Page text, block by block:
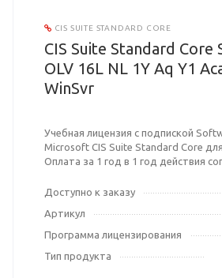
CIS SUITE STANDARD CORE
CIS Suite Standard Core
OLV 16L NL 1Y Aq Y1
WinSvr
Учебная лицензия с подпиской
Microsoft CIS Suite Standard Core
Оплата за 1 год в 1 год действия
Доступно к заказу
Артикул
Программа лицензирования
Тип продукта